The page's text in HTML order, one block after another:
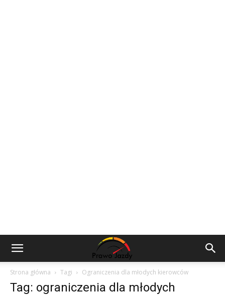
Strona główna Tagi Ograniczenia dla młodych kierowców
Tag: ograniczenia dla młodych